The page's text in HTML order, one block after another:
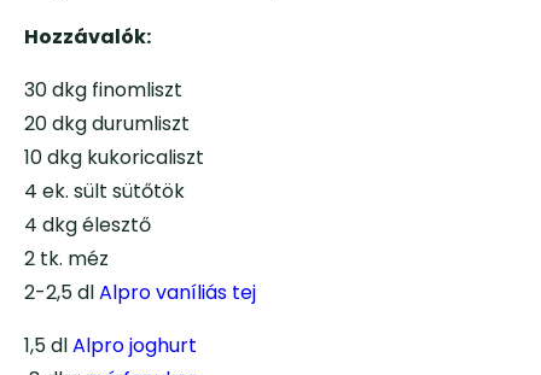
Hozzávalók:
30 dkg finomliszt
20 dkg durumliszt
10 dkg kukoricaliszt
4 ek. sült sütőtök
4 dkg élesztő
2 tk. méz
2-2,5 dlAlpro vaníliás tej
1,5 dlAlpro joghurt